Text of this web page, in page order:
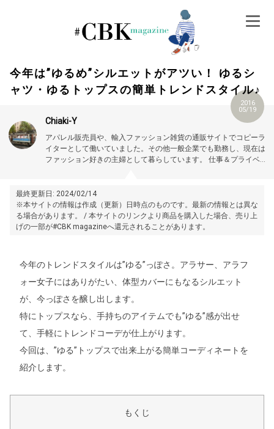
今年は”ゆるめ”シルエットがアツい！ ゆるシ
ャツ・ゆるトップスの簡単トレンドスタイル♪
2016
05/19
Chiaki-Y
アパレル販売員や、輸入ファッション雑貨の通販サイトでコピーラ
イターとして働いていました。その他一般企業でも勤務し、現在は
ファッション好きの主婦として暮らしています。
仕事＆プライベー
最終更新日: 2024/02/14
※本サイトの情報は作成（更新）日時点のものです。最新の情報とは異な
る場合があります。 / 本サイトのリンクより商品を購入した場合、売り上
げの一部が#CBK magazineへ還元されることがあります。
今年のトレンドスタイルは”ゆる”っぽさ。アラサー、アラフ
ォー女子にはありがたい、体型カバーにもなるシルエット
が、今っぽさを醸し出します。
特にトップスなら、手持ちのアイテムでも”ゆる”感が出せ
て、手軽にトレンドコーデが仕上がります。
今回は、”ゆる”トップスで出来上がる簡単コーディネートを
紹介します。
もくじ